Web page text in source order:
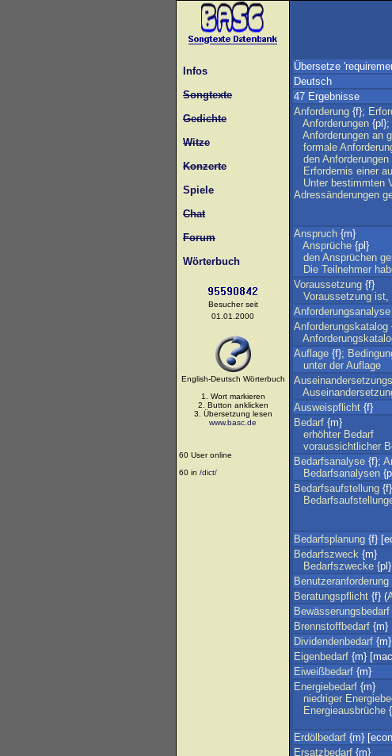
Infos
Songtexte
Gedichte
Witze
Konzerte
Spiele
Chat
Forum
Wörterbuch
Besucher seit
01.01.2000
English-Deutsch Wörterbuch
1. Wort markieren
2. Button anklicken
3. Übersetzung lesen
www.basc.de
60 User online
60 in /dict/
Übersetze
Deutsch
47 Ergebnisse
Anforderung {f};
Anforderungen {pl};
Anforderungen an
formale
den Anforderungen
Erfordernis einer
Unter bestimmten
Adressänderungen
Anspruch {m}
Ansprüche {pl}
den Ansprüchen
Die Teilnehmer
Voraussetzung {f}
Voraussetzung ist,
Anforderungsanalyse
Anforderungskatalog
Auflage {f};
unter der Auflage
Ausweispflicht {f}
Bedarf {m}
erhöhter Bedarf
voraussichtlicher
Bedarfsanalyse {f};
Bedarfsanalysen
Bedarfsaufstellung
Bedarfsplanung {f}
Bedarfszweck {m}
Bedarfszwecke {pl}
Benutzeranforderung
Beratungspflicht {f} (
Bewässerungsbedarf
Brennstoffbedarf {m}
Dividendenbedarf
Eigenbedarf {m}
Eiweißbedarf {m}
Energiebedarf {m}
niedriger
Energieausbrüche
Erdölbedarf {m}
Ersatzbedarf {m}